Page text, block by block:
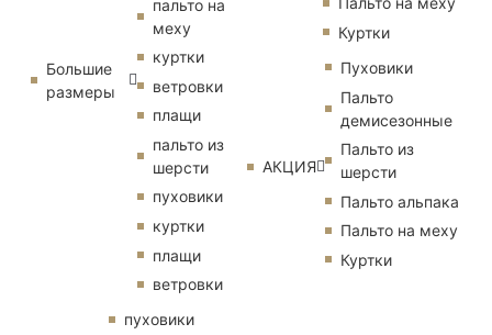
Большие
размеры
пальто на
меху
куртки
ветровки
плащи
пальто из
шерсти
пуховики
куртки
плащи
ветровки
пуховики
Куртки
АКЦИЯ
Пуховики
Пальто
демисезонные
Пальто из
шерсти
Пальто альпака
Пальто на меху
Куртки